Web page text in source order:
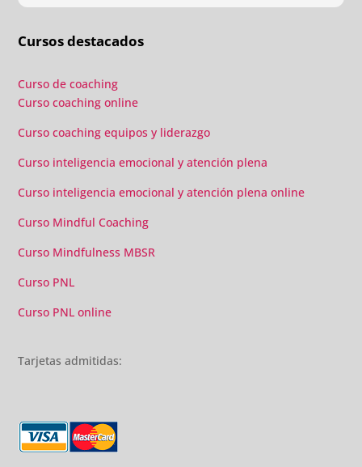
añadido con multitud de formaciones, seminarios y
gran liderazgo de Beatriz Ricondo!!!
Cursos destacados
Curso de coaching
Curso coaching online
Curso coaching equipos y liderazgo
Curso inteligencia emocional y atención plena
Curso inteligencia emocional y atención plena online
Curso Mindful Coaching
Curso Mindfulness MBSR
Curso PNL
Curso PNL online
Tarjetas admitidas: